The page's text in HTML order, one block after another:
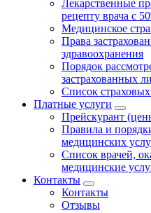
Лекарственные
рецепту врача с
Медицинское
Права
здравоохранения
Порядок
застрахованных
Список
Платные услуги
Прейскурант
Правила и
медицинских
Список врачей,
медицинские
Контакты
Контакты
Отзывы